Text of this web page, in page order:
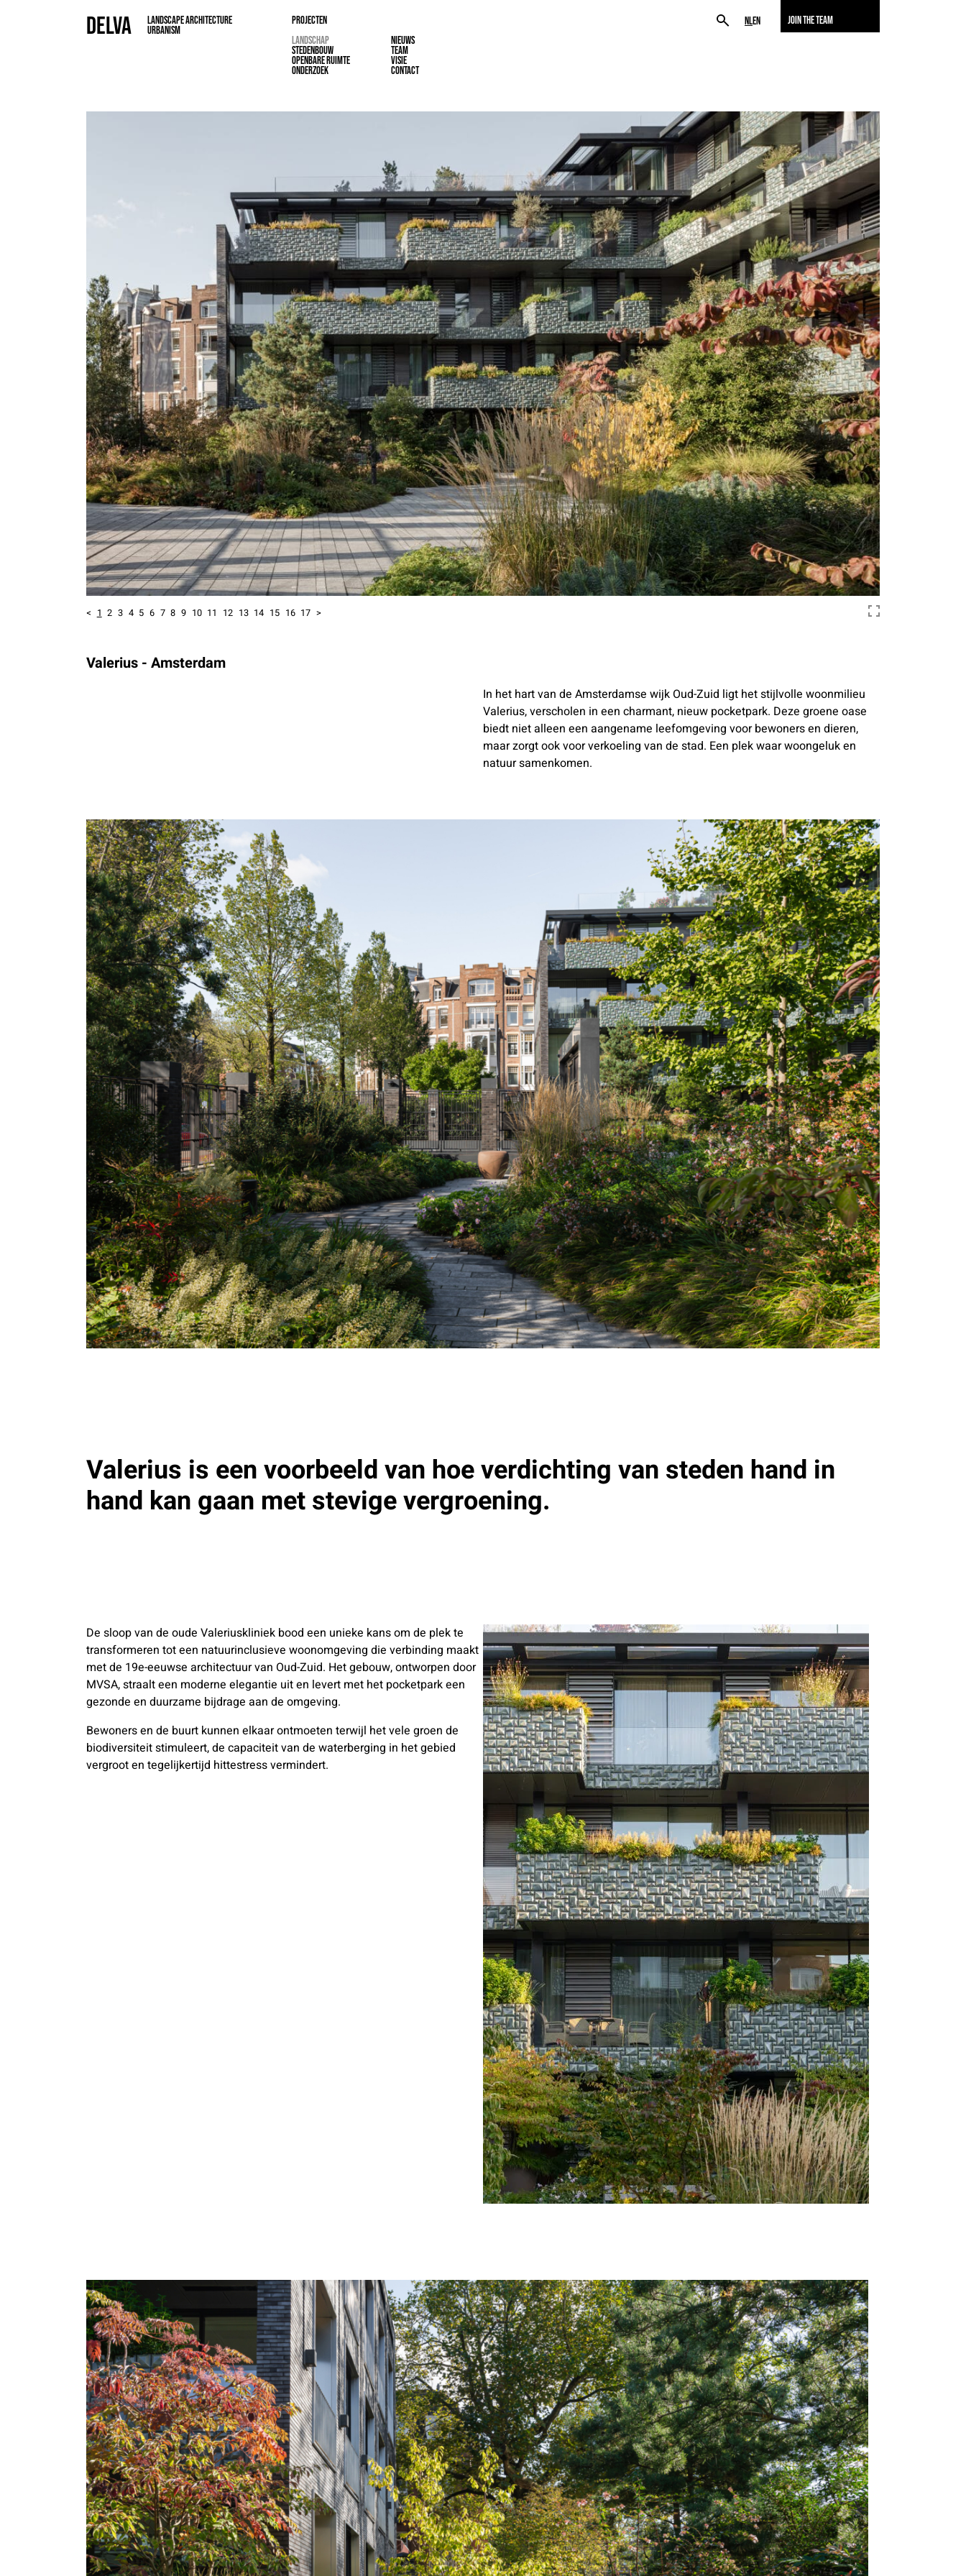
JOIN THE TEAM
NLEN
DELVA
LANDSCAPE ARCHITECTURE
URBANISM
PROJECTEN
LANDSCHAP
STEDENBOUW
OPENBARE RUIMTE
ONDERZOEK
NIEUWS
TEAM
VISIE
CONTACT
< 1 2 3 4 5 6 7 8 9 10 11 12 13 14 15 16 17 >
Valerius - Amsterdam
In het hart van de Amsterdamse wijk Oud-Zuid ligt het stijlvolle woonmilieu
Valerius, verscholen in een charmant, nieuw pocketpark. Deze groene oase
biedt niet alleen een aangename leefomgeving voor bewoners en dieren,
maar zorgt ook voor verkoeling van de stad. Een plek waar woongeluk en
natuur samenkomen.
Valerius is een voorbeeld van hoe verdichting van steden hand in
hand kan gaan met stevige vergroening.
De sloop van de oude Valeriuskliniek bood een unieke kans om de plek te
transformeren tot een natuurinclusieve woonomgeving die verbinding maakt
met de 19e-eeuwse architectuur van Oud-Zuid. Het gebouw, ontworpen door
MVSA, straalt een moderne elegantie uit en levert met het pocketpark een
gezonde en duurzame bijdrage aan de omgeving.
Bewoners en de buurt kunnen elkaar ontmoeten terwijl het vele groen de
biodiversiteit stimuleert, de capaciteit van de waterberging in het gebied
vergroot en tegelijkertijd hittestress vermindert.